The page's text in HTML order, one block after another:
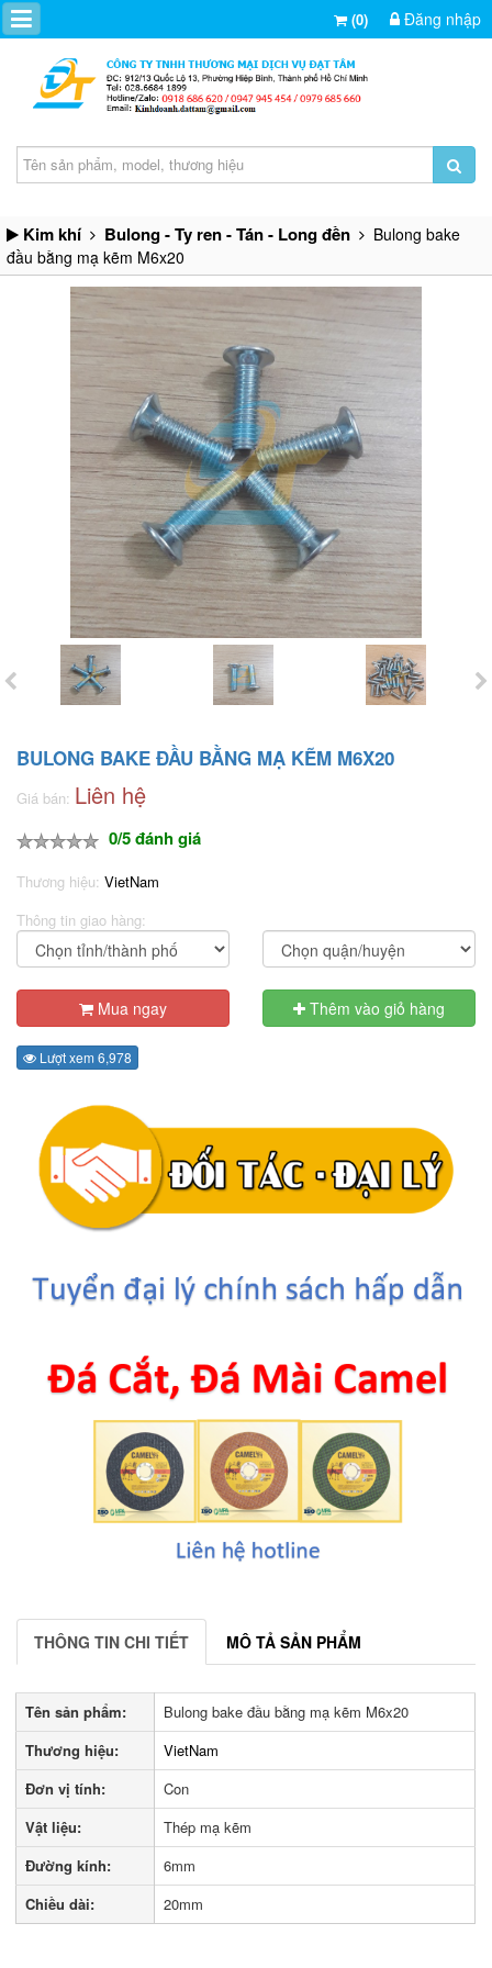
(0) Đăng nhập
Kim khí Bulong - Ty ren - Tán - Long đền
Bulong bake
đầu bằng mạ kẽm M6x20
BULONG BAKE ĐẦU BẰNG MẠ KẼM M6X20
Giá bán: Liên hệ
0/5 đánh giá
Thương hiệu: VietNam
Thông tin giao hàng:
Mua ngay Thêm vào giỏ hàng
Lượt xem 6,978
THÔNG TIN CHI TIẾT MÔ TẢ SẢN PHẨM
Tên sản phẩm:
Bulong bake đầu bằng mạ kẽm M6x20
Thương hiệu:
VietNam
Đơn vị tính:
Con
Vật liệu:
Thép mạ kẽm
Đường kính:
6mm
Chiều dài:
20mm